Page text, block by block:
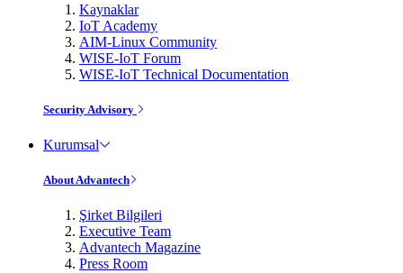
Kaynaklar
IoT Academy
AIM-Linux Community
WISE-IoT Forum
WISE-IoT Technical Documentation
Security Advisory
Kurumsal
About Advantech
Şirket Bilgileri
Executive Team
Advantech Magazine
Press Room